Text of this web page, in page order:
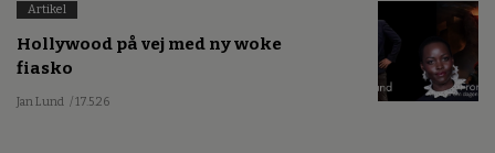
Artikel
Hollywood på vej med ny woke
fiasko
Jan Lund / 17.5.26